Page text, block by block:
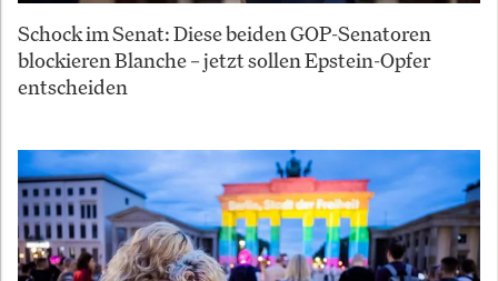
Schock im Senat: Diese beiden GOP-Senatoren
blockieren Blanche – jetzt sollen Epstein-Opfer
entscheiden